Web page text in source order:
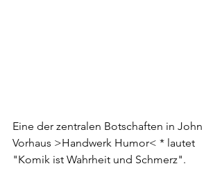
Eine der zentralen Botschaften in John
Vorhaus >Handwerk Humor< * lautet
"Komik ist Wahrheit und Schmerz".